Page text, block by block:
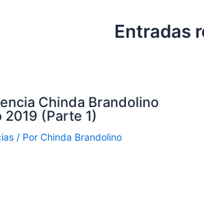
Entradas
Chinda Brandolino
2019 (Parte 1)
/ Por Chinda Brandolino